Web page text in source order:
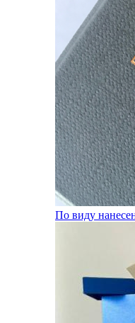
По виду